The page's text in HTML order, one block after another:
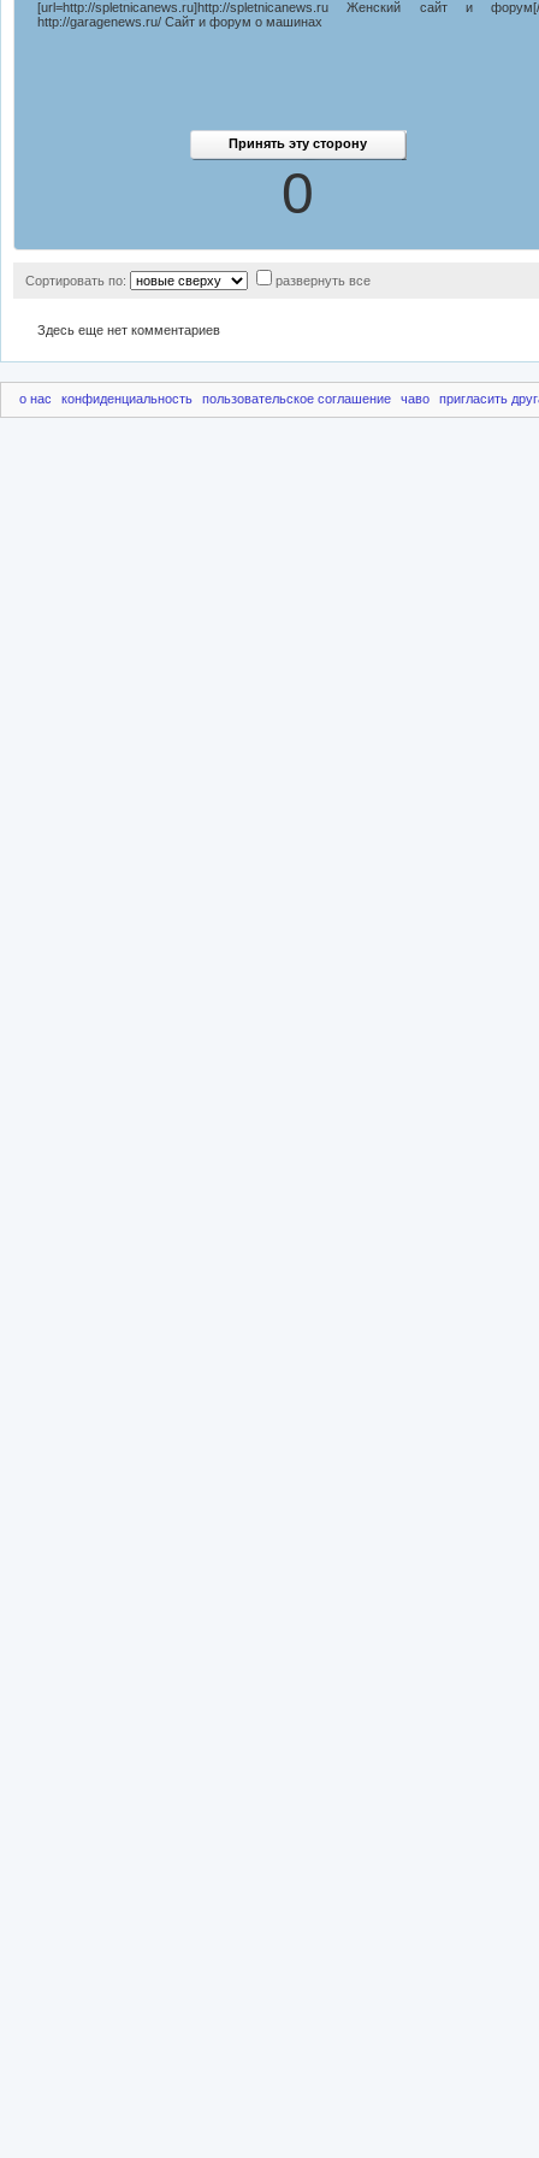
[url=http://spletnicanews.ru]http://spletnicanews.ru Женский сайт и
http://garagenews.ru/ Сайт и форум о машинах
0
Сортировать по: развернуть все
Здесь еще нет комментариев
о нас конфиденциальность пользовательское соглашение чаво пригласить